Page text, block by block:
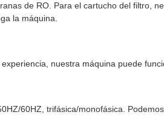
de RO. Para el cartucho del filtro,
la máquina.
nuestra máquina puede
60HZ, trifásica/monofásica.